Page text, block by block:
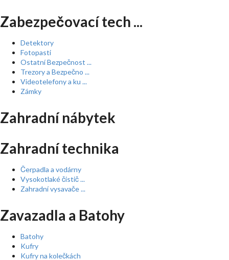
Zabezpečovací tech ...
Detektory
Fotopasti
Ostatní Bezpečnost ...
Trezory a Bezpečno ...
Videotelefony a ku ...
Zámky
Zahradní nábytek
Zahradní technika
Čerpadla a vodárny
Vysokotlaké čistič ...
Zahradní vysavače ...
Zavazadla a Batohy
Batohy
Kufry
Kufry na kolečkách